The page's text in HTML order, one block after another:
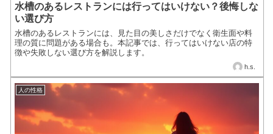
水槽のあるレストランには行ってはいけない？後悔しな
い選び方
水槽のあるレストランには、見た目の美しさだけでなく衛生面や料
理の質に問題がある場合も。本記事では、行ってはいけない店の特
徴や失敗しない選び方を解説します。
h.s.
人の性格